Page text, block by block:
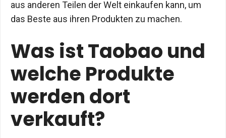
aus anderen Teilen der Welt einkaufen kann, um
das Beste aus ihren Produkten zu machen.
Was ist Taobao und
welche Produkte
werden dort
verkauft?